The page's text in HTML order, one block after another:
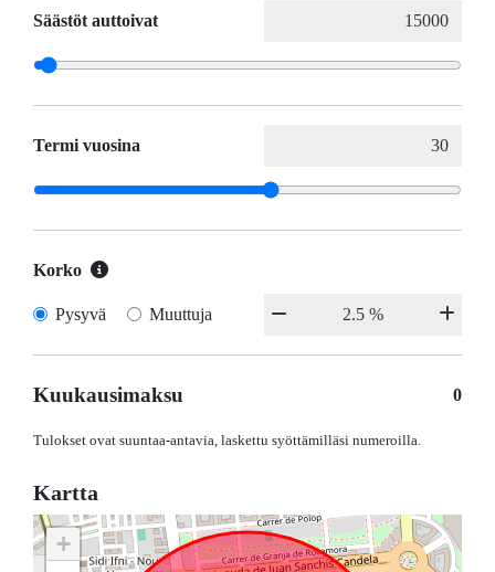
Säästöt auttoivat
Termi vuosina
Korko
Pysyvä Muuttuja
Kuukausimaksu 0
Tulokset ovat suuntaa-antavia, laskettu syöttämilläsi numeroilla.
Kartta
+